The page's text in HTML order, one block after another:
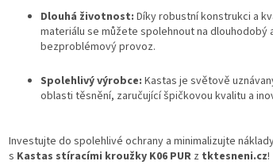
Dlouhá životnost: Díky robustní konstrukci a
materiálu se můžete spolehnout na dlouhodobý
bezproblémový provoz.
Spolehlivý výrobce: Kastas je světově
oblasti těsnění, zaručující špičkovou kvalitu a
Investujte do spolehlivé ochrany a minimalizujte
s Kastas stíracími kroužky K06 PURz tktesneni.cz!